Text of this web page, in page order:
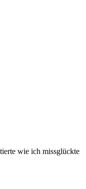
wie ich missglückte